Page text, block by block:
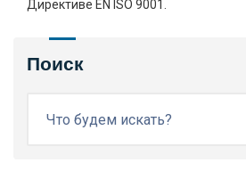
Директиве EN ISO 9001.
Поиск